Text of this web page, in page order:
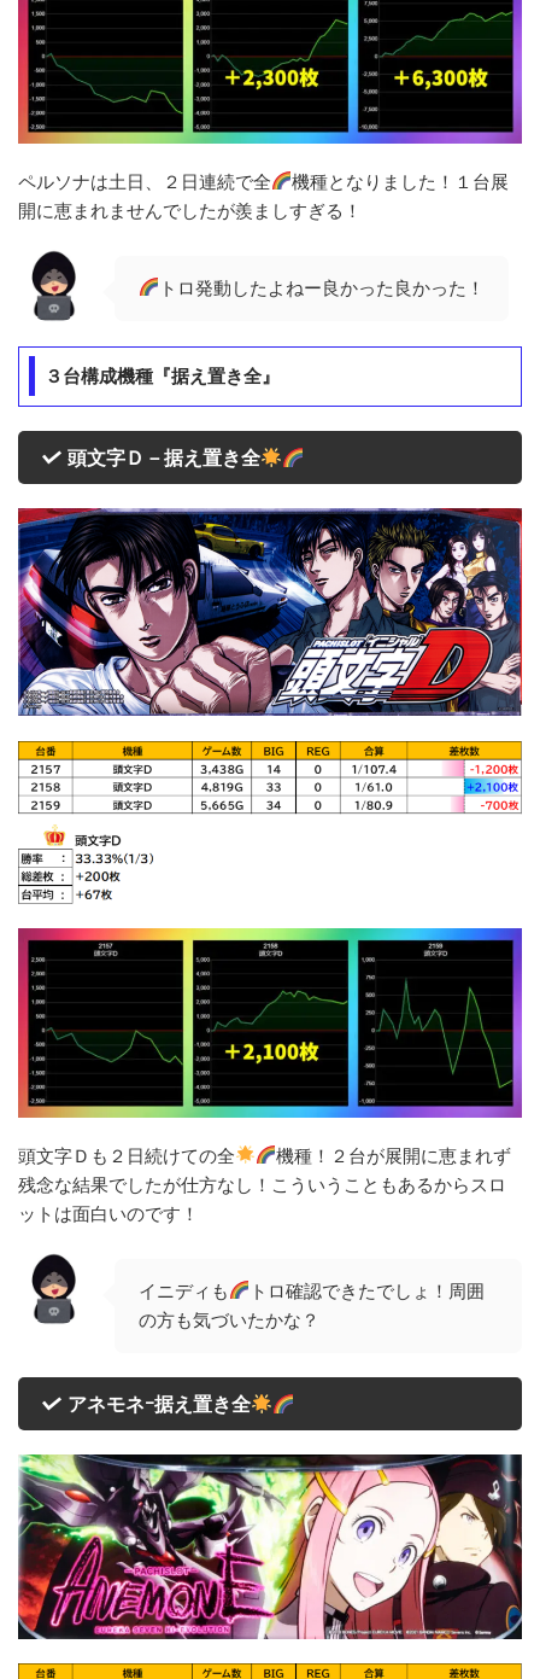
ペルソナは土日、２日連続で全
機種となりました！１台展
開に恵まれませんでしたが羨ましすぎる！
トロ発動したよねー良かった良かった！
３台構成機種『据え置き全』
頭文字Ｄ－据え置き全
頭文字Ｄも２日続けての全
機種！２台が展開に恵まれず
残念な結果でしたが仕方なし！こういうこともあるからスロ
ットは面白いのです！
イニディも
トロ確認できたでしょ！周囲
の方も気づいたかな？
アネモネｰ据え置き全